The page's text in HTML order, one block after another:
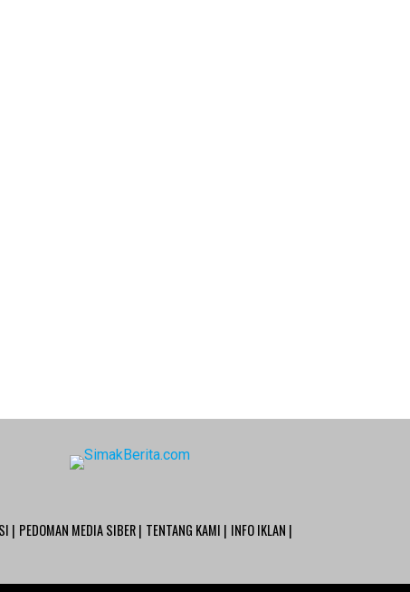
| PEDOMAN MEDIA SIBER | TENTANG KAMI | INFO IKLAN |